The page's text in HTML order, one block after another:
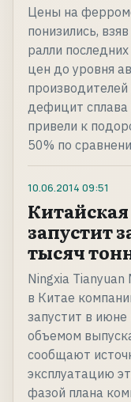
Цены на
понизились,
ралли
цен до уровня
дефицит сплава
привели к
50% по
10.06.2014 09:51
запустит
тысяч
Ningxia
в Китае
запустит в
объемом
сообщают
эксплуатацию
фазой плана